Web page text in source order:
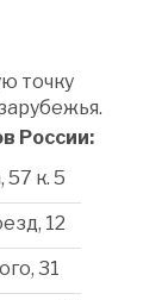
точку
России:
57 к. 5
12
31